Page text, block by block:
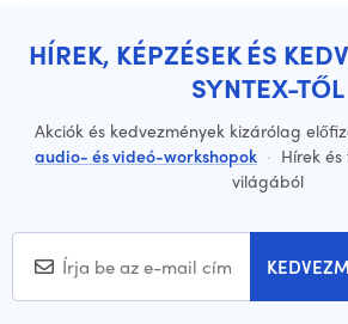
HÍREK, KÉPZÉSEK ÉS
SYNTEX-TŐL
Akciók és kedvezmények kizárólag
audio- és videó-workshopok · Hírek
világából